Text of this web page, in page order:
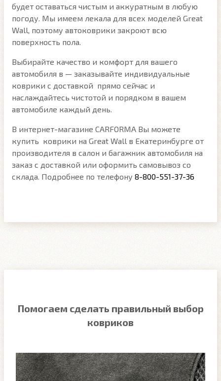
будет оставаться чистым и аккуратным в любую
погоду. Мы имеем лекала для всех моделей Great
Wall, поэтому автоковрики закроют всю
поверхность пола.
Выбирайте качество и комфорт для вашего
автомобиля в — заказывайте индивидуальные
коврики с доставкой прямо сейчас и
наслаждайтесь чистотой и порядком в вашем
автомобиле каждый день.
В интернет-магазине CARFORMA Вы можете
купить коврики на Great Wall в Екатеринбурге от
производителя в салон и багажник автомобиля на
заказ с доставкой или оформить самовывоз со
склада. Подробнее по телефону 8-800-551-37-36
Помогаем сделать правильный выбор
ковриков